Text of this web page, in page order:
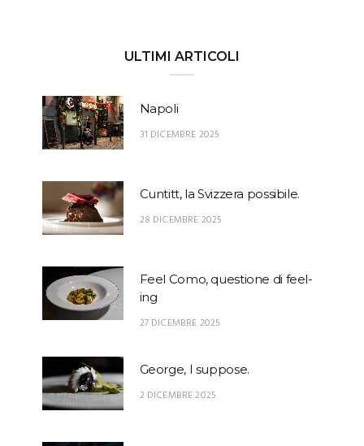
ULTIMI ARTICOLI
Napoli
31 DICEMBRE 2025
Cuntitt, la Svizzera possibile.
28 DICEMBRE 2025
Feel Como, questione di feel-
ing
27 DICEMBRE 2025
George, I suppose.
2 DICEMBRE 2025